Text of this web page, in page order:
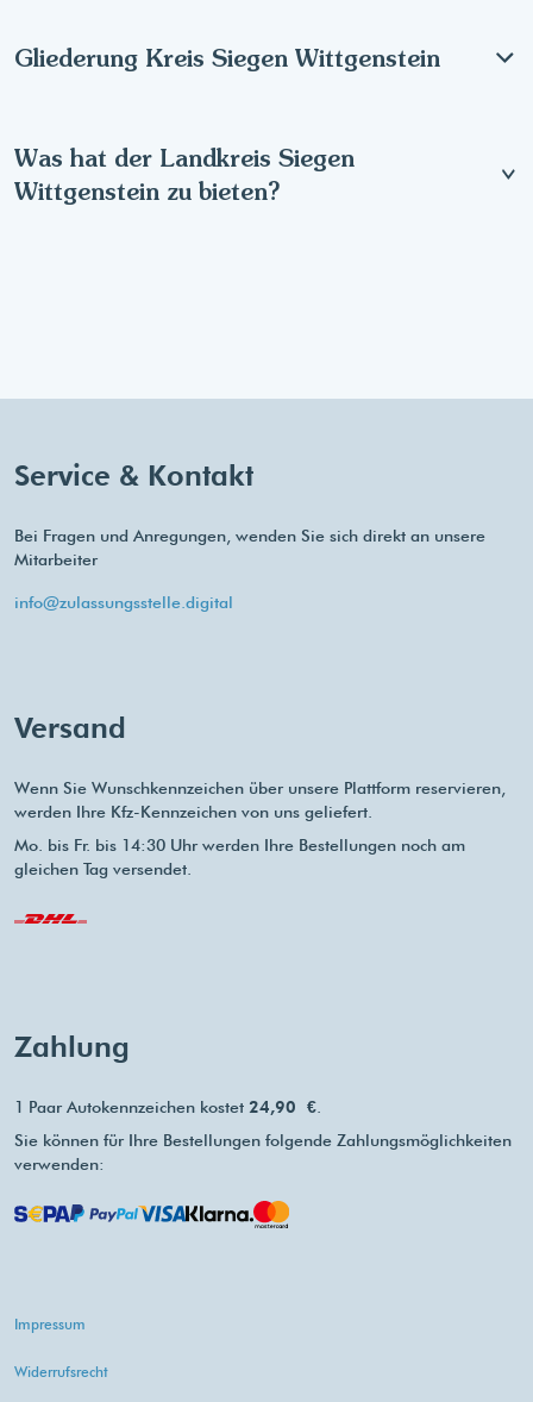
Gliederung Kreis Siegen Wittgenstein
Was hat der Landkreis Siegen
Wittgenstein zu bieten?
Service & Kontakt
Bei Fragen und Anregungen, wenden Sie sich direkt an unsere
Mitarbeiter
info@zulassungsstelle.digital
Versand
Wenn Sie Wunschkennzeichen über unsere Plattform reservieren,
werden Ihre Kfz-Kennzeichen von uns geliefert.
Mo. bis Fr. bis 14:30 Uhr werden Ihre Bestellungen noch am
gleichen Tag versendet.
Zahlung
1 Paar Autokennzeichen kostet 24,90 €
Sie können für Ihre Bestellungen folgende Zahlungsmöglichkeiten
verwenden:
Impressum
Widerrufsrecht